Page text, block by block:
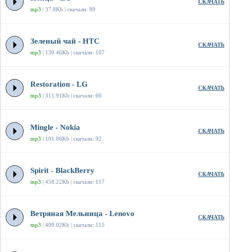
mp3 | 37.8Kb | скачали: 89
СКАЧАТЬ
Зеленый чай - HTC
mp3 | 130.46Kb | скачали: 107
СКАЧАТЬ
Restoration - LG
mp3 | 311.91Kb | скачали: 66
СКАЧАТЬ
Mingle - Nokia
mp3 | 101.86Kb | скачали: 92
СКАЧАТЬ
Spirit - BlackBerry
mp3 | 458.22Kb | скачали: 117
СКАЧАТЬ
Ветряная Мельница - Lenovo
mp3 | 409.02Kb | скачали: 115
СКАЧАТЬ